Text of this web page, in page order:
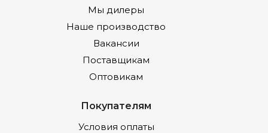
Мы дилеры
Наше производство
Вакансии
Поставщикам
Оптовикам
Покупателям
Условия оплаты